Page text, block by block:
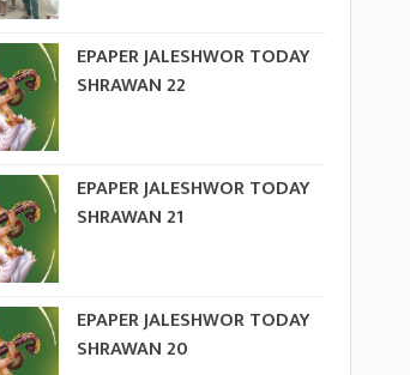
EPAPER JALESHWOR TODAY
SHRAWAN 22
EPAPER JALESHWOR TODAY
SHRAWAN 21
EPAPER JALESHWOR TODAY
SHRAWAN 20